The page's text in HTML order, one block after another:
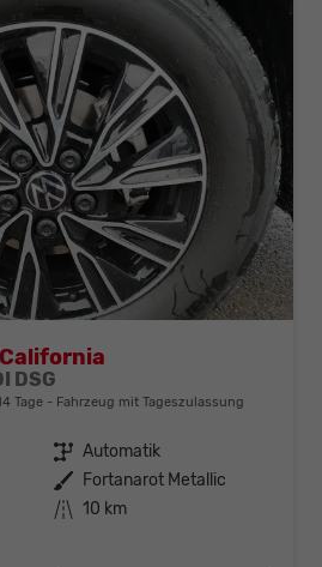
DSG
Tage Fahrzeug mit Tageszulassung
Getriebe Automatik
Außenfarbe Fortanarot Metallic
Kilometerstand 10 km